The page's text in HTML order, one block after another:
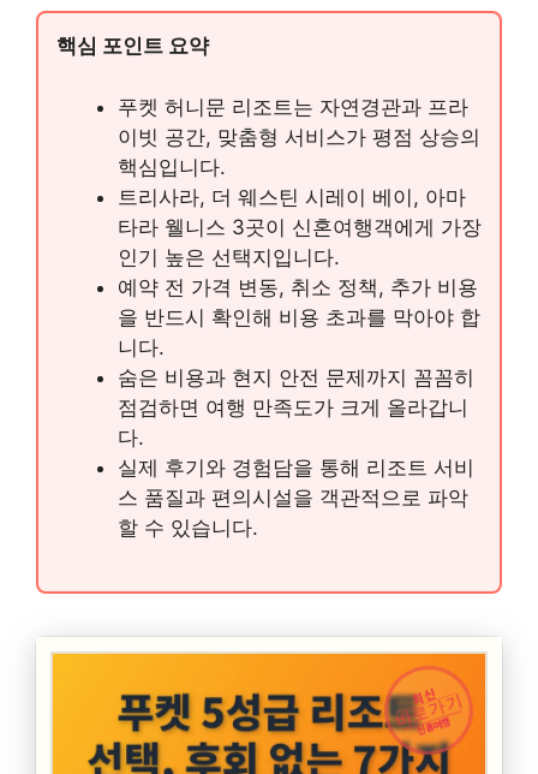
핵심 포인트 요약
푸켓 허니문 리조트는 자연경관과 프라
이빗 공간, 맞춤형 서비스가 평점 상승의
핵심입니다.
트리사라, 더 웨스틴 시레이 베이, 아마
타라 웰니스 3곳이 신혼여행객에게 가장
인기 높은 선택지입니다.
예약 전 가격 변동, 취소 정책, 추가 비용
을 반드시 확인해 비용 초과를 막아야 합
니다.
숨은 비용과 현지 안전 문제까지 꼼꼼히
점검하면 여행 만족도가 크게 올라갑니
다.
실제 후기와 경험담을 통해 리조트 서비
스 품질과 편의시설을 객관적으로 파악
할 수 있습니다.
최신
바로가기
신혼여행